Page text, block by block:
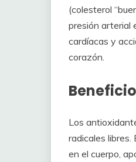
(colesterol
presión arterial
cardíacas y
corazón.
Los
radicales
en el cuerpo,